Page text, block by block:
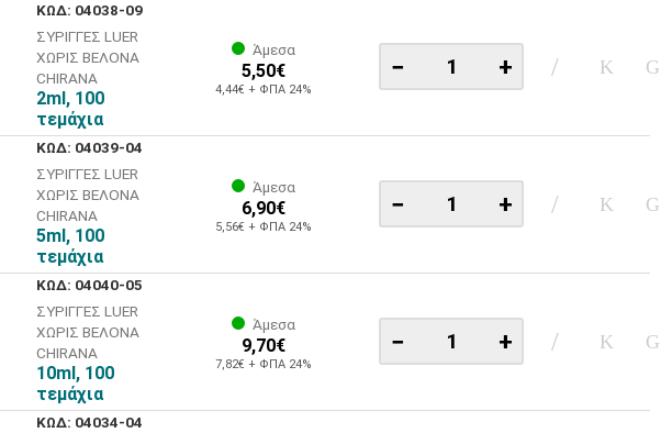
ΚΩΔ: 04038-09
ΣΥΡΙΓΓΕΣ LUER
ΧΩΡΙΣ ΒΕΛΟΝΑ
CHIRANA
2ml, 100
τεμάχια
Άμεσα
5,50€
4,44€ + ΦΠΑ 24%
− +
ΚΩΔ: 04039-04
ΣΥΡΙΓΓΕΣ LUER
ΧΩΡΙΣ ΒΕΛΟΝΑ
CHIRANA
5ml, 100
τεμάχια
Άμεσα
6,90€
5,56€ + ΦΠΑ 24%
− +
ΚΩΔ: 04040-05
ΣΥΡΙΓΓΕΣ LUER
ΧΩΡΙΣ ΒΕΛΟΝΑ
CHIRANA
10ml, 100
τεμάχια
Άμεσα
9,70€
7,82€ + ΦΠΑ 24%
− +
ΚΩΔ: 04034-04